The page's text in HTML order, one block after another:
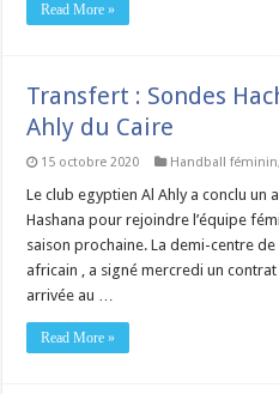
Read More »
Transfert : Sondes
Ahly du Caire
15 octobre 2020 Handball féminin
Le club egyptien Al Ahly a conclu un
Hashana pour rejoindre l’équipe
saison prochaine. La demi-centre
africain , a signé mercredi un
arrivée au …
Read More »